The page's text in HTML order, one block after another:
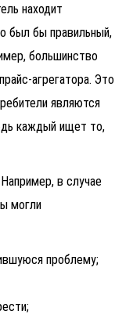
находит
был бы правильный,
большинство
агрегатора. Это
являются
каждый ищет то,
в случае
могли
проблему;